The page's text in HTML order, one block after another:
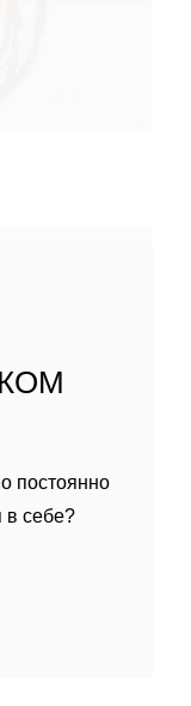
постоянно
в себе?